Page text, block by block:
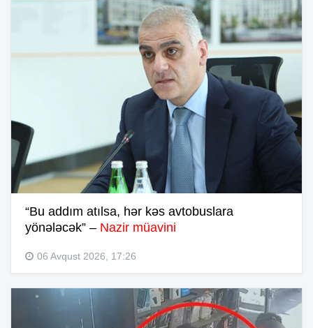
“Bu addım atılsa, hər kəs avtobuslara
yönələcək” – Nazir müavini
06 Avqust 2026, 17:26